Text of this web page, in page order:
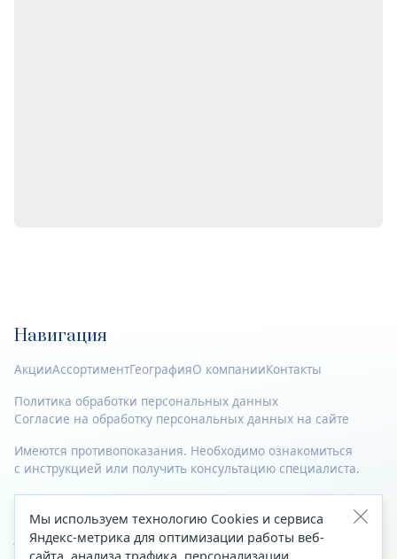
Навигация
АкцииАссортиментГеографияО компанииКонтакты
Политика обработки персональных данных
Согласие на обработку персональных данных на сайте
Имеются противопоказания. Необходимо ознакомиться
с инструкцией или получить консультацию специалиста.
© 2023—2026 Все права защищены.
Адрес
Мы используем технологию Cookies и сервиса
Яндекс-метрика для оптимизации работы веб-